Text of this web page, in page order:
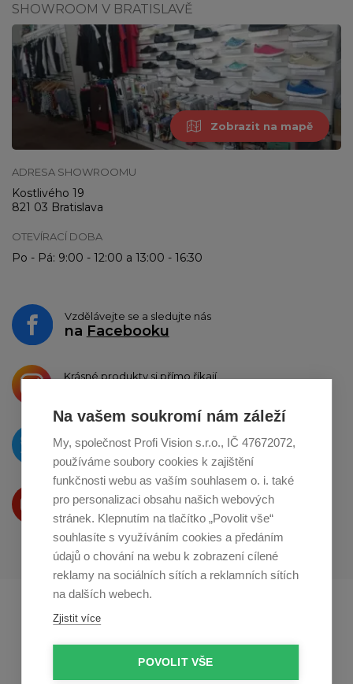
Na vašem soukromí nám záleží
My, společnost Profi Vision s.r.o., IČ 47672072,
používáme soubory cookies k zajištění
funkčnosti webu as vaším souhlasem o. i. také
pro personalizaci obsahu našich webových
stránek. Klepnutím na tlačítko „Povolit vše“
souhlasíte s využíváním cookies a předáním
údajů o chování na webu k zobrazení cílené
reklamy na sociálních sítích a reklamních sítích
na dalších webech.
Zjistit více
POVOLIT VŠE
SHOWROOM V BRATISLAVĚ
Zobrazit na mapě
ADRESA SHOWROOMU
Kostlivého 19
821 03 Bratislava
OTEVÍRACÍ DOBA
Po - Pá: 9:00 - 12:00 a 13:00 - 16:30
Vzdělávejte se a sledujte nás
na Facebooku
Krásné produkty si přímo říkají
O novinkách píšeme
naTwitteru
Produkty Vám představujeme
na Youtube
Profikuchar.sk